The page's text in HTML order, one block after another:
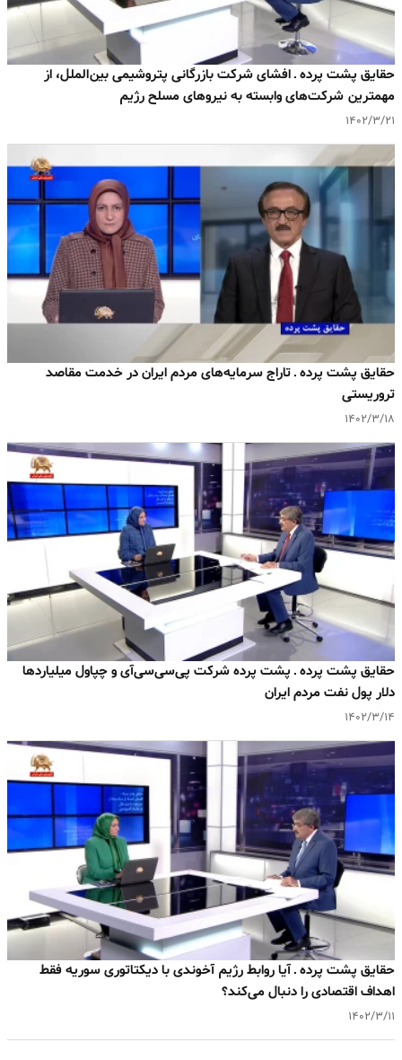
حقایق پشت پرده ـ افشای شرکت بازرگانی پتروشیمی بین‌الملل، از
مهمترین شرکت‌های وابسته به نیروهای مسلح رژیم
۱۴۰۲/۳/۲۱
حقایق پشت پرده ـ تاراج سرمایه‌های مردم ایران در خدمت مقاصد
تروریستی
۱۴۰۲/۳/۱۸
حقایق پشت پرده ـ پشت پرده شرکت پی‌سی‌سی‌آی و چپاول میلیاردها
دلار پول نفت مردم ایران
۱۴۰۲/۳/۱۴
حقایق پشت پرده ـ آیا روابط رژیم آخوندی با دیکتاتوری سوریه فقط
اهداف اقتصادی را دنبال می‌کند؟
۱۴۰۲/۳/۱۱